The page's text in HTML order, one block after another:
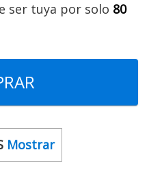
ser tuya por solo 80
Mostrar